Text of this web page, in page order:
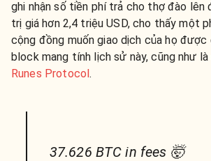
ghi nhận số tiền phí trả cho thợ đào lên
trị giá hơn 2,4 triệu USD, cho thấy một
cộng đồng muốn giao dịch của họ
block mang tính lịch sử này, cũng như
Runes Protocol.
37.626 BTC in fees 🤯